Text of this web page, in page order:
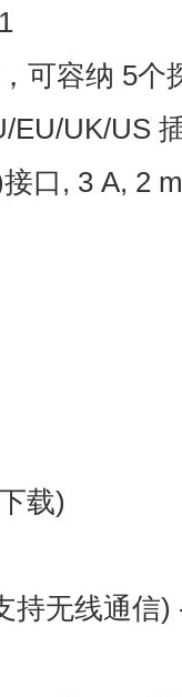
可容纳 5个
EU/UK/US
口, 3 A, 2 m
载)
持无线通信)